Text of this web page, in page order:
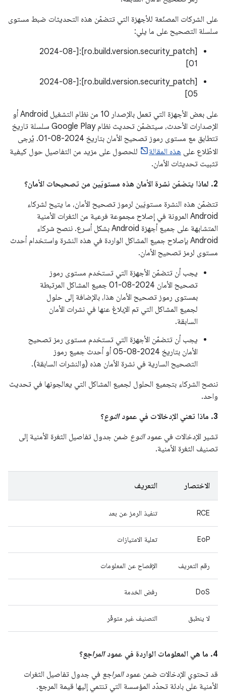
على الشركات المصنّعة للأجهزة التي تتضمّن هذه التحديثات ضبط مستوى
سلسلة التصحيح على ما يلي:
[ro.build.version.security_patch]:[2024-08-
01]
[ro.build.version.security_patch]:[2024-08-
05]
على بعض الأجهزة التي تعمل بالإصدار 10 من نظام التشغيل Android أو
الإصدارات الأحدث، سيتضمّن تحديث نظام Google Play سلسلة تاريخ
تتطابق مع مستوى رموز تصحيح الأمان بتاريخ 2024-08-01. يُرجى
الاطّلاع على هذه المقالة
للحصول على مزيد من التفاصيل حول كيفية
تثبيت تحديثات الأمان.
2. لماذا يتضمّن نشرة الأمان هذه مستويَين من تصحيحات الأمان؟
تتضمّن هذه النشرة مستويَين لرموز تصحيح الأمان، ما يتيح لشركاء
Android المرونة في إصلاح مجموعة فرعية من الثغرات الأمنية
المتشابهة على جميع أجهزة Android بشكل أسرع. ننصح شركاء
Android بإصلاح جميع المشاكل الواردة في هذه النشرة واستخدام أحدث
مستوى لرمز تصحيح الأمان.
يجب أن تتضمّن الأجهزة التي تستخدم مستوى رموز
تصحيح الأمان 2024-08-01 جميع المشاكل المرتبطة
بمستوى رموز تصحيح الأمان هذا، بالإضافة إلى حلول
لجميع المشاكل التي تم الإبلاغ عنها في نشرات الأمان
السابقة.
يجب أن تتضمّن الأجهزة التي تستخدم مستوى رمز تصحيح
الأمان بتاريخ 2024-08-05 أو أحدث جميع رموز
التصحيح السارية في نشرة الأمان هذه (والنشرات السابقة).
ننصح الشركاء بتجميع الحلول لجميع المشاكل التي يعالجونها في تحديث
واحد.
3. ماذا تعني الإدخالات في عمود
النوع؟
تشير الإدخالات في عمودالنوع ضمن جدول تفاصيل الثغرة الأمنية إلى
تصنيف الثغرة الأمنية.
الاختصار التعريف
RCE تنفيذ الرمز عن بعد
EoP تعلية الامتيازات
رقم التعريف الإفصاح عن المعلومات
DoS رفض الخدمة
لا ينطبق التصنيف غير متوفّر
4. ما هي المعلومات الواردة في عمود المراجع؟
قد تحتوي الإدخالات ضمن عمودالمراجع في جدول تفاصيل الثغرات
الأمنية على بادئة تحدّد المؤسسة التي تنتمي إليها قيمة المرجع.